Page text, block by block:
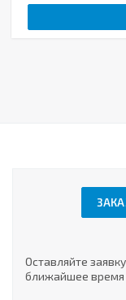
Оставляйте
ближайшее время